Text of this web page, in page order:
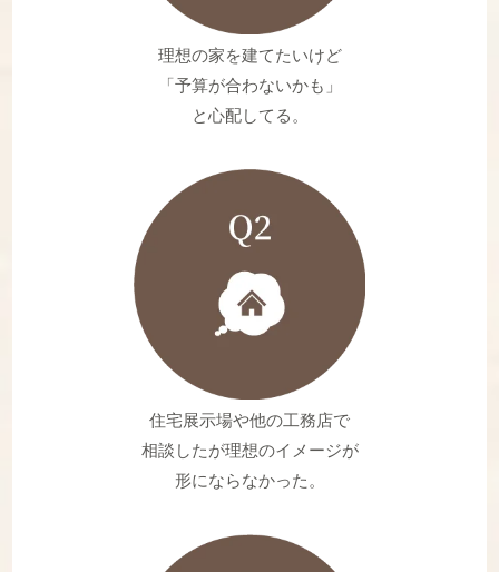
理想の家を建てたいけど
「予算が合わないかも」
と心配してる。
住宅展示場や他の工務店で
相談したが理想のイメージが
形にならなかった。